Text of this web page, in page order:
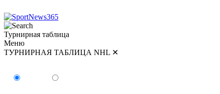
Турнирная таблица
Меню
ТУРНИРНАЯ ТАБЛИЦА NHL ✕